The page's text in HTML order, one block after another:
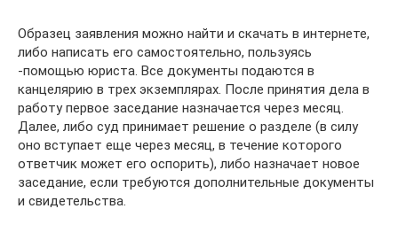
Образец заявления можно найти и скачать в интернете,
либо написать его самостоятельно, пользуясь
-помощью юриста. Все документы подаются в
канцелярию в трех экземплярах. После принятия дела в
работу первое заседание назначается через месяц.
Далее, либо суд принимает решение о разделе (в силу
оно вступает еще через месяц, в течение которого
ответчик может его оспорить), либо назначает новое
заседание, если требуются дополнительные документы
и свидетельства.